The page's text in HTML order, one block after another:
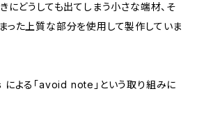
にどうしても出てしまう小さな端材、そ
った上質な部分を使用して製作していま
よる「avoid note」という取り組みに